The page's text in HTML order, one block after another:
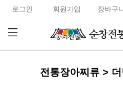
로그인 회원가입 장바구
전통장아찌류 >